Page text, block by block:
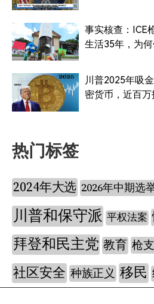
事实核查：ICE
生活35年，为
川普2025年吸
密货币，近百
热门标签
2024年大选 2026年中期选
川普和保守派 平权法案
拜登和民主党 教育 枪
社区安全 种族正义 移民